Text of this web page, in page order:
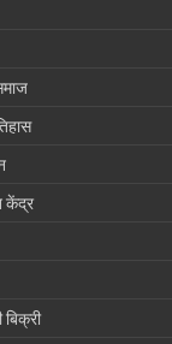
केंद्र